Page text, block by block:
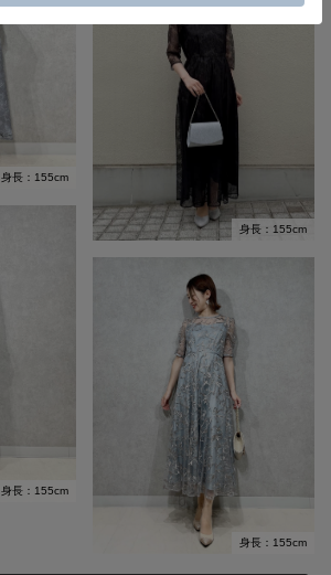
身長：155cm
身長：155cm
身長：155cm
身長：155cm